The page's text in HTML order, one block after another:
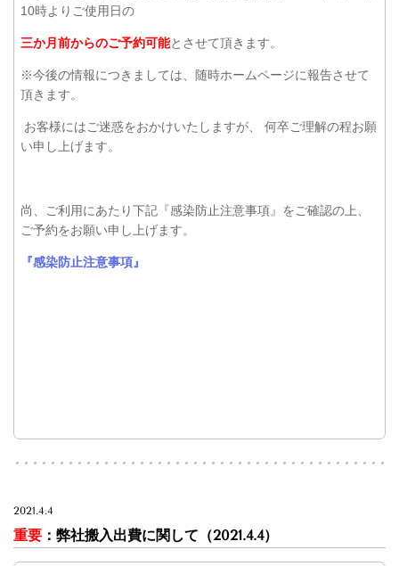
10時よりご使用日の
三か月前からのご予約可能とさせて頂きます。
※今後の情報につきましては、随時ホームページに報告させて
頂きます。
お客様にはご迷惑をおかけいたしますが、 何卒ご理解の程お願
い申し上げます。
尚、ご利用にあたり下記『感染防止注意事項』をご確認の上、
ご予約をお願い申し上げます。
『感染防止注意事項』
2021.4.4
重要 ：弊社搬入出費に関して （2021.4.4）